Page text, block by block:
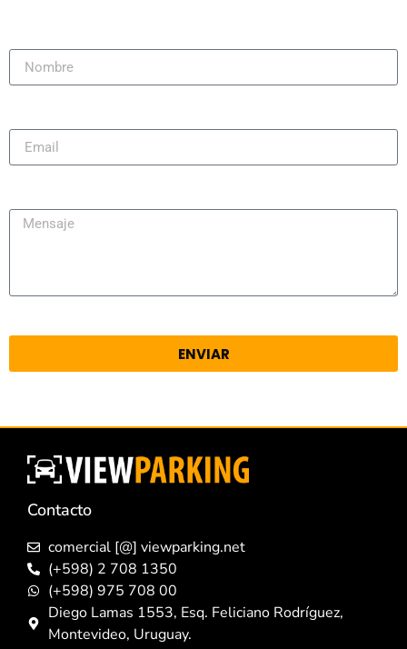
ENVIAR
Contacto
comercial [@] viewparking.net
(+598) 2 708 1350
(+598) 975 708 00
Diego Lamas 1553, Esq. Feliciano Rodríguez,
Montevideo, Uruguay.